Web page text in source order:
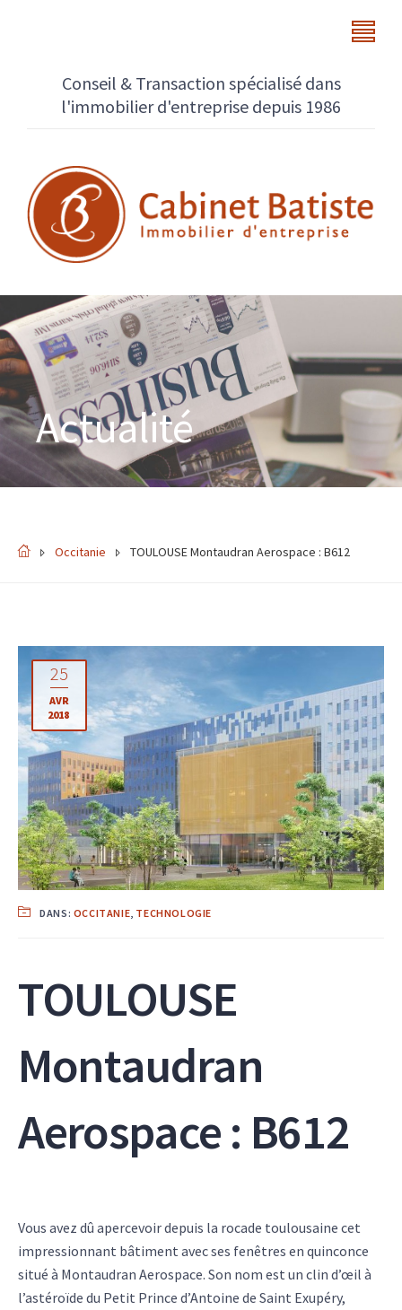
Conseil & Transaction spécialisé dans
l'immobilier d'entreprise depuis 1986
Actualité
Occitanie TOULOUSE Montaudran Aerospace : B612
25
AVR
2018
DANS: OCCITANIE TECHNOLOGIE
TOULOUSE
Montaudran
Aerospace : B612
Vous avez dû apercevoir depuis la rocade toulousaine cet
impressionnant bâtiment avec ses fenêtres en quinconce
situé à Montaudran Aerospace. Son nom est un clin d’œil à
l’astéroïde du Petit Prince d’Antoine de Saint Exupéry,